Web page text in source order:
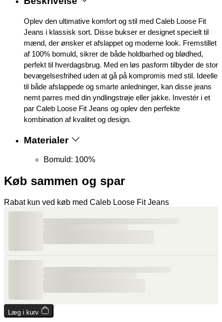
Oplev den ultimative komfort og stil med Caleb Loose Fit
Jeans i klassisk sort. Disse bukser er designet specielt til
mænd, der ønsker et afslappet og moderne look. Fremstillet
af 100% bomuld, sikrer de både holdbarhed og blødhed,
perfekt til hverdagsbrug. Med en løs pasform tilbyder de stor
bevægelsesfrihed uden at gå på kompromis med stil. Ideelle
til både afslappede og smarte anledninger, kan disse jeans
nemt parres med din yndlingstrøje eller jakke. Investér i et
par Caleb Loose Fit Jeans og oplev den perfekte
kombination af kvalitet og design.
Materialer
Bomuld: 100%
Køb sammen og spar
Rabat kun ved køb med Caleb Loose Fit Jeans
Læg i kurv